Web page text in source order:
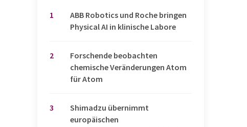
1
​​​​​​​ABB Robotics und Roche bringen
Physical AI in klinische Labore
2
Forschende beobachten
chemische Veränderungen Atom
für Atom
3
Shimadzu übernimmt
europäischen